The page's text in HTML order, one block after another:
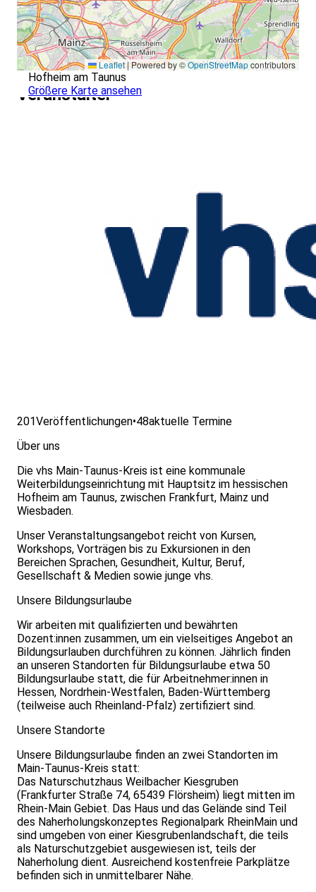
Leaflet|Powered by ©OpenStreetMapcontributors
Hofheim am Taunus
Größere Karte ansehen
Veranstalter
201Veröffentlichungen•48aktuelle Termine
Über uns
Die vhs Main-Taunus-Kreis ist eine kommunale
Weiterbildungseinrichtung mit Hauptsitz im hessischen
Hofheim am Taunus, zwischen Frankfurt, Mainz und
Wiesbaden.
Unser Veranstaltungsangebot reicht von Kursen,
Workshops, Vorträgen bis zu Exkursionen in den
Bereichen Sprachen, Gesundheit, Kultur, Beruf,
Gesellschaft & Medien sowie junge vhs.
Unsere Bildungsurlaube
Wir arbeiten mit qualifizierten und bewährten
Dozent:innen zusammen, um ein vielseitiges Angebot an
Bildungsurlauben durchführen zu können. Jährlich finden
an unseren Standorten für Bildungsurlaube etwa 50
Bildungsurlaube statt, die für Arbeitnehmer:innen in
Hessen, Nordrhein-Westfalen, Baden-Württemberg
(teilweise auch Rheinland-Pfalz) zertifiziert sind.
Unsere Standorte
Unsere Bildungsurlaube finden an zwei Standorten im
Main-Taunus-Kreis statt:
Das Naturschutzhaus Weilbacher Kiesgruben
(Frankfurter Straße 74, 65439 Flörsheim) liegt mitten im
Rhein-Main Gebiet. Das Haus und das Gelände sind Teil
des Naherholungskonzeptes Regionalpark RheinMain und
sind umgeben von einer Kiesgrubenlandschaft, die teils
als Naturschutzgebiet ausgewiesen ist, teils der
Naherholung dient. Ausreichend kostenfreie Parkplätze
befinden sich in unmittelbarer Nähe.